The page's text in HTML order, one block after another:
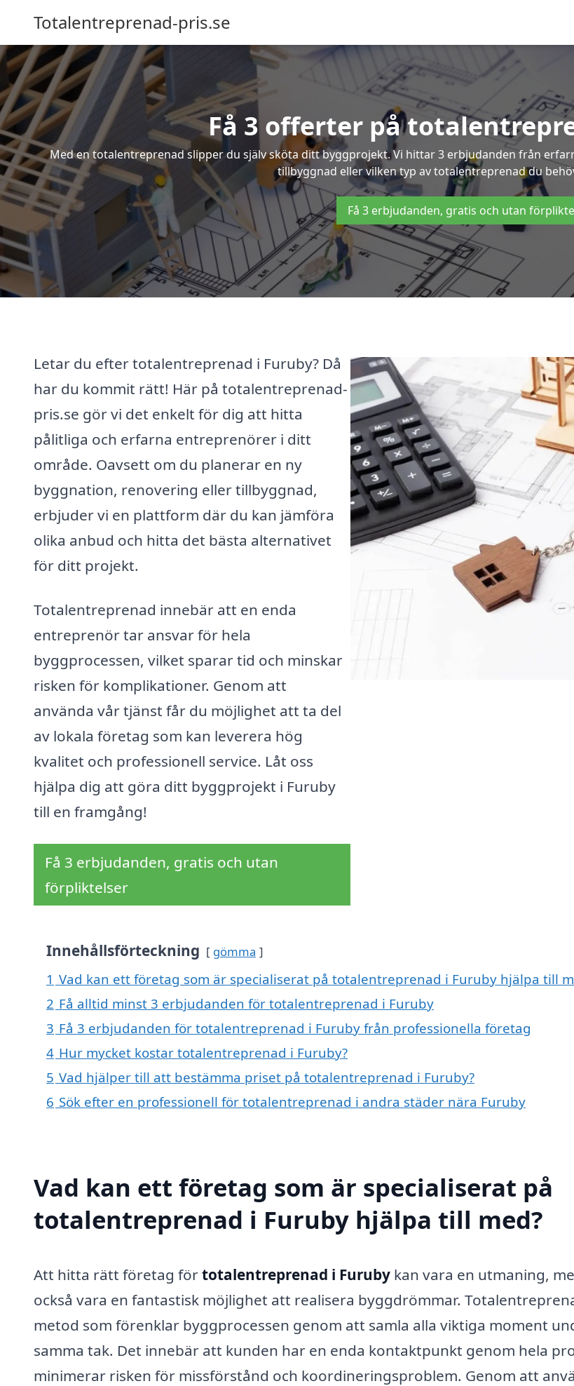
Totalentreprenad-pris.se
Få 3 offerter på
Med en totalentreprenad slipper du själv sköta ditt byggprojekt. Vi hittar 3 erbjudanden från
tillbyggnad eller vilken typ av totalentreprenad du
Få 3 erbjudanden, gratis och utan
Letar du efter totalentreprenad i Furuby? Då
har du kommit rätt! Här på totalentreprenad-
pris.se gör vi det enkelt för dig att hitta
pålitliga och erfarna entreprenörer i ditt
område. Oavsett om du planerar en ny
byggnation, renovering eller tillbyggnad,
erbjuder vi en plattform där du kan jämföra
olika anbud och hitta det bästa alternativet
för ditt projekt.
Totalentreprenad innebär att en enda
entreprenör tar ansvar för hela
byggprocessen, vilket sparar tid och minskar
risken för komplikationer. Genom att
använda vår tjänst får du möjlighet att ta del
av lokala företag som kan leverera hög
kvalitet och professionell service. Låt oss
hjälpa dig att göra ditt byggprojekt i Furuby
till en framgång!
Få 3 erbjudanden, gratis och utan
förpliktelser
Innehållsförteckning gömma
1 Vad kan ett företag som är specialiserat på totalentreprenad i Furuby hjälpa till
2 Få alltid minst 3 erbjudanden för totalentreprenad i Furuby
3 Få 3 erbjudanden för totalentreprenad i Furuby från professionella företag
4 Hur mycket kostar totalentreprenad i Furuby?
5 Vad hjälper till att bestämma priset på totalentreprenad i Furuby?
6 Sök efter en professionell för totalentreprenad i andra städer nära Furuby
Vad kan ett företag som är specialiserat på
totalentreprenad i Furuby hjälpa till med?
Att hitta rätt företag förtotalentreprenad i Furuby kan vara en utmaning,
också vara en fantastisk möjlighet att realisera byggdrömmar.
metod som förenklar byggprocessen genom att samla alla viktiga moment
samma tak. Det innebär att kunden har en enda kontaktpunkt genom hela
minimerar risken för missförstånd och koordineringsproblem. Genom att